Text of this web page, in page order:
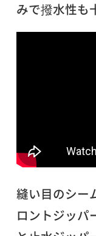
みで撥水性も
縫い目のシー
ロントジッパ